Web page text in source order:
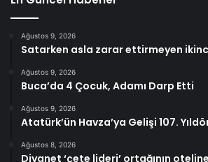
Ağustos 9, 2026
Satarken asla zarar ettirmeyen
Ağustos 9, 2026
Buca’da 4 Çocuk, Adamı Darp Etti
Ağustos 9, 2026
Atatürk’ün Havza’ya Gelişi 107.
Ağustos 8, 2026
Diyanet ‘çete lideri’ ortağının